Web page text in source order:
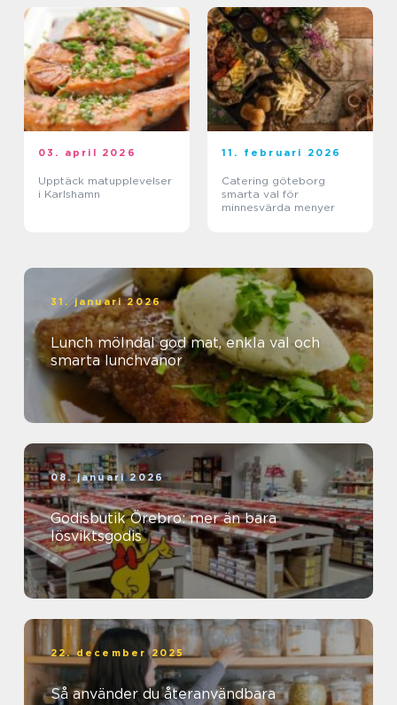
03. april 2026
Upptäck matupplevelser
i Karlshamn
11. februari 2026
Catering göteborg
smarta val för
minnesvärda menyer
31. januari 2026
Lunch mölndal god mat, enkla val och
smarta lunchvanor
08. januari 2026
Godisbutik Örebro: mer än bara
lösviktsgodis
22. december 2025
Så använder du återanvändbara